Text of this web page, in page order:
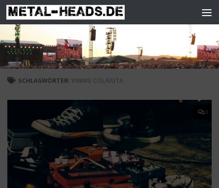
Zum Inhalt springen
SCHLAGWÖRTER: VINNIE COLAIUTA
0